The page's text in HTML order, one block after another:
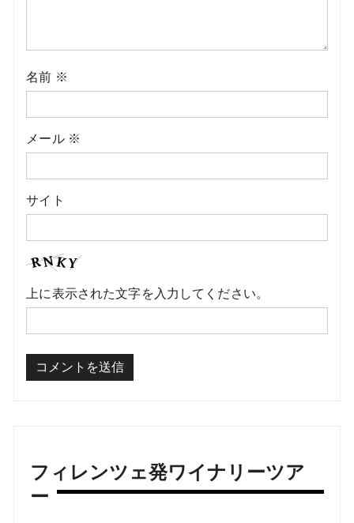
名前 ※
メール ※
サイト
上に表示された文字を入力してください。
フィレンツェ発ワイナリーツア
ー